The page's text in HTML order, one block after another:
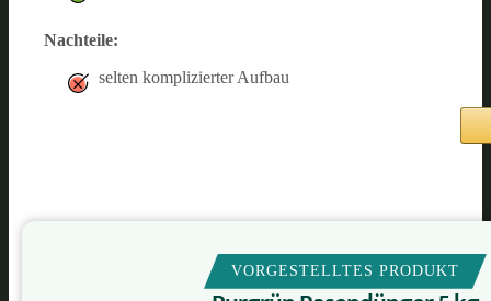
Nachteile:
selten komplizierter Aufbau
VORGESTELLTES PRODUKT